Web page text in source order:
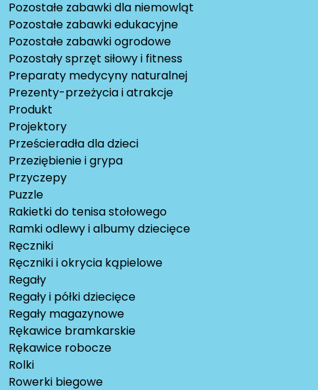
Pozostałe zabawki dla niemowląt
Pozostałe zabawki edukacyjne
Pozostałe zabawki ogrodowe
Pozostały sprzęt siłowy i fitness
Preparaty medycyny naturalnej
Prezenty-przeżycia i atrakcje
Produkt
Projektory
Prześcieradła dla dzieci
Przeziębienie i grypa
Przyczepy
Puzzle
Rakietki do tenisa stołowego
Ramki odlewy i albumy dziecięce
Ręczniki
Ręczniki i okrycia kąpielowe
Regały
Regały i półki dziecięce
Regały magazynowe
Rękawice bramkarskie
Rękawice robocze
Rolki
Rowerki biegowe